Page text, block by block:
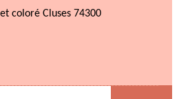
coloré Cluses 74300